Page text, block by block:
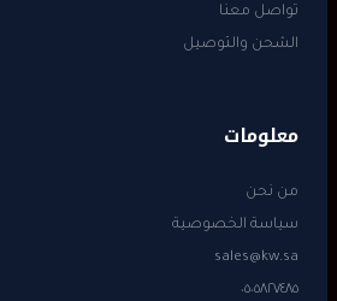
تواصل معنا
الشحن والتوصيل
معلومات
من نحن
سياسة الخصوصية
sales@kw.sa
٠٥٠٥٨٢٧٤٨٥